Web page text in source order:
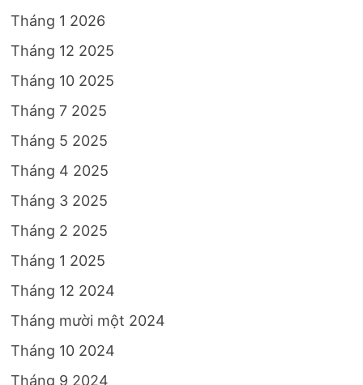
Tháng 1 2026
Tháng 12 2025
Tháng 10 2025
Tháng 7 2025
Tháng 5 2025
Tháng 4 2025
Tháng 3 2025
Tháng 2 2025
Tháng 1 2025
Tháng 12 2024
Tháng mười một 2024
Tháng 10 2024
Tháng 9 2024